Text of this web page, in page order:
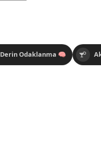
Derin Odaklanma 🧠